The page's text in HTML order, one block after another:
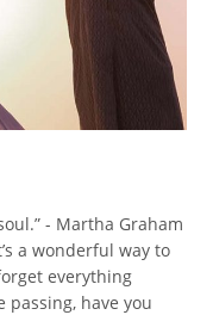
- Martha Graham
a wonderful way to
everything
have you